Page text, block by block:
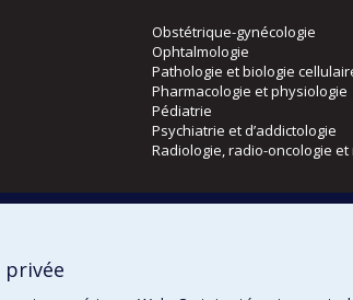
Obstétrique-gynécologie
Ophtalmologie
Pathologie et biologie
Pharmacologie et physiologie
Pédiatrie
Psychiatrie et d’addictologie
Radiologie, radio-oncologie
privée